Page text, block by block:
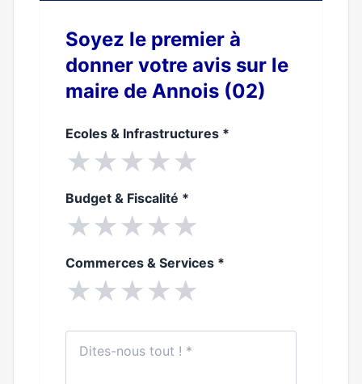
Soyez le premier à
donner votre avis sur le
maire de Annois (02)
Ecoles & Infrastructures *
★★★★★
Budget & Fiscalité *
★★★★★
Commerces & Services *
★★★★★